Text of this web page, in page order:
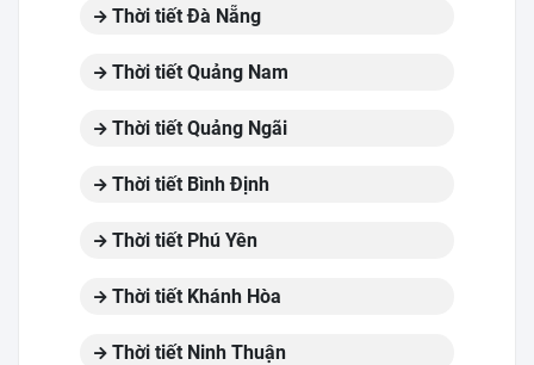
Thời tiết Đà Nẵng
Thời tiết Quảng Nam
Thời tiết Quảng Ngãi
Thời tiết Bình Định
Thời tiết Phú Yên
Thời tiết Khánh Hòa
Thời tiết Ninh Thuận